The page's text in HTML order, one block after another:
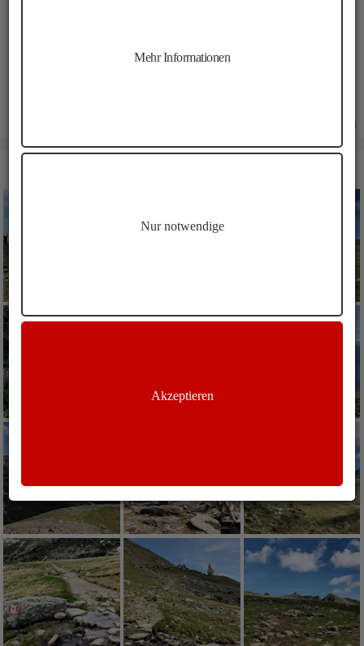
1963 mMehr Informationen
Nur notwendige
Akzeptieren